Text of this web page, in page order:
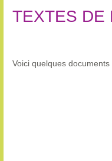
TEXTES DE
Voici quelques